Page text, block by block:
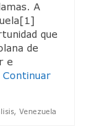
A
que
de
e
Continuar
, Venezuela